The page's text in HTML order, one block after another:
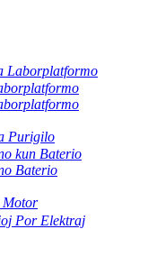
Laborplatformo
Purigilo
kun Baterio
Baterio
Motor
Por Elektraj